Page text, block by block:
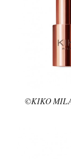
©KIKO